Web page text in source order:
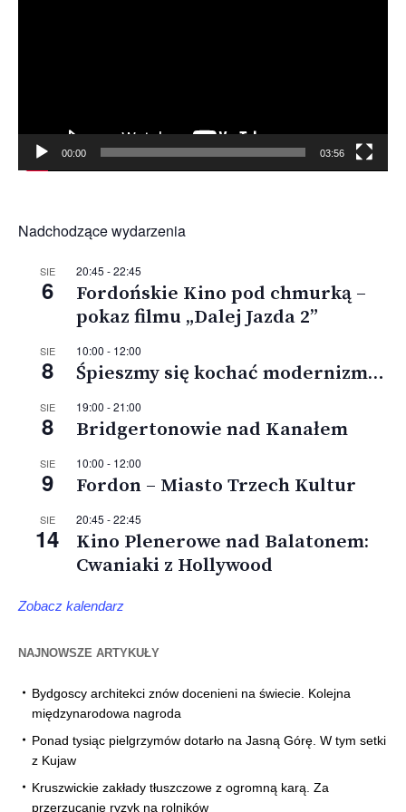
00:00 03:56
Nadchodzące wydarzenia
SIE
6
20:45 -22:45
Fordońskie Kino pod chmurką –
pokaz filmu „Dalej Jazda 2”
SIE
8
10:00 - 12:00
Śpieszmy się kochać modernizm…
SIE
8
19:00 -21:00
Bridgertonowie nad Kanałem
SIE
9
10:00 - 12:00
Fordon – Miasto Trzech Kultur
SIE
14
20:45 -22:45
Kino Plenerowe nad Balatonem:
Cwaniaki z Hollywood
Zobacz kalendarz
NAJNOWSZE ARTYKUŁY
Bydgoscy architekci znów docenieni na świecie. Kolejna
międzynarodowa nagroda
Ponad tysiąc pielgrzymów dotarło na Jasną Górę. W tym setki
z Kujaw
Kruszwickie zakłady tłuszczowe z ogromną karą. Za
przerzucanie ryzyk na rolników